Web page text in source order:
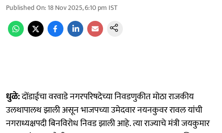
Published On:18 Nov 2025, 6:10 pm IST
धुळे:दोंडाईचा वरवाडे नगरपरिषदेच्या निवडणुकीत मोठा राजकीय
उलथापालथ झाली असून भाजपच्या उमेदवार नयनकुवर रावल यांची
नगराध्यक्षपदी बिनविरोध निवड झाली आहे. त्या राज्याचे मंत्री जयकुमार